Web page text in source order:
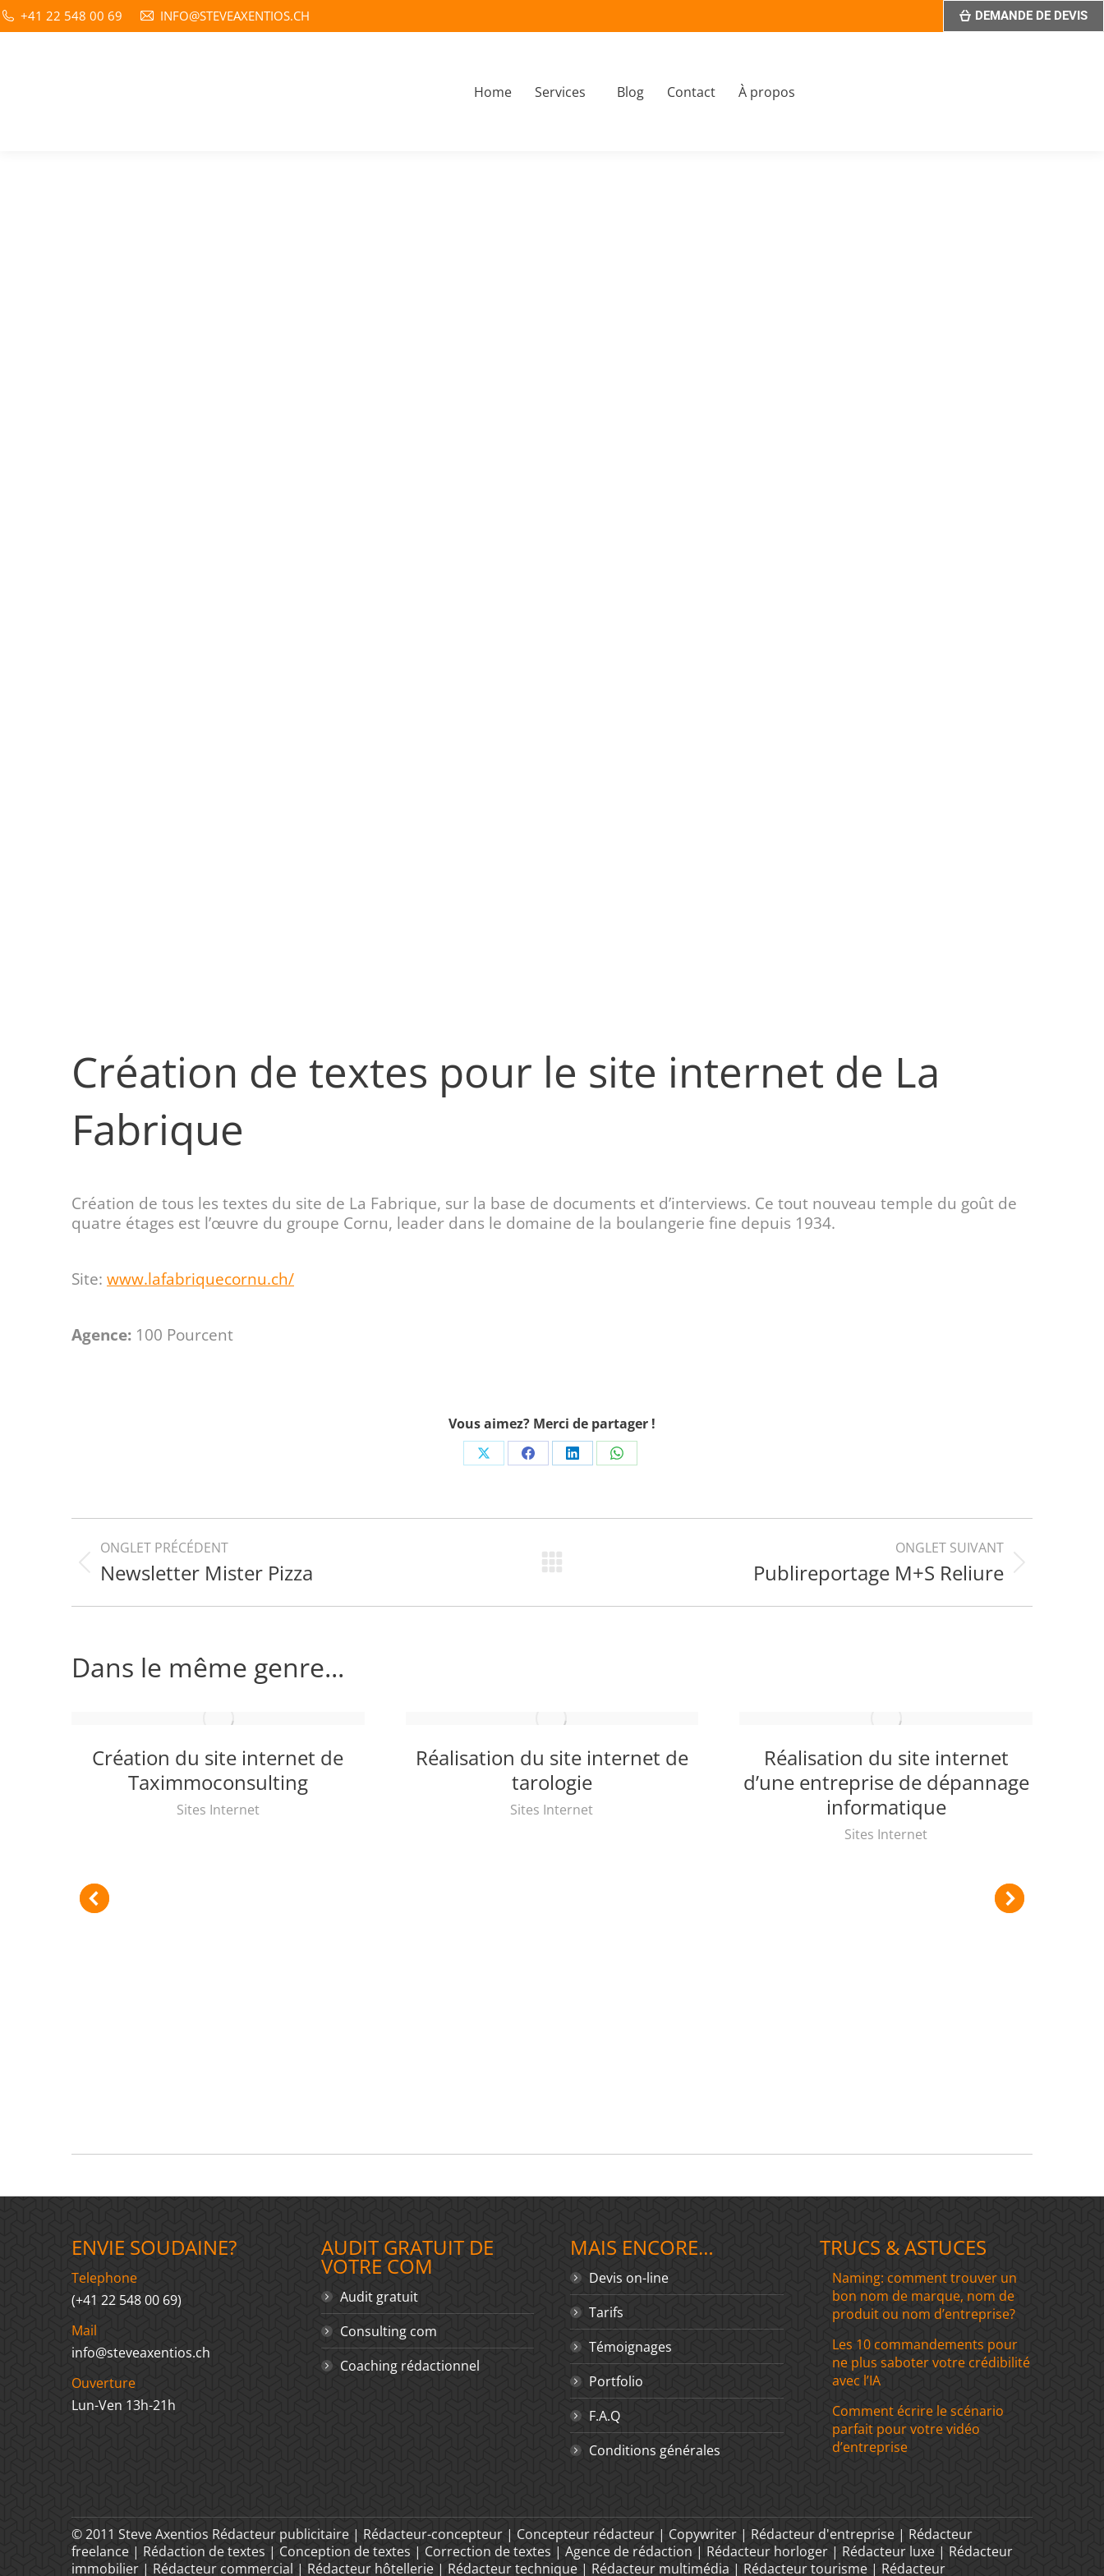
+41 22 548 00 69 INFO@STEVEAXENTIOS.CH DEMANDE DE DEVIS
Home Services Blog Contact À propos
Création de textes pour le site internet de La
Fabrique
Création de tous les textes du site de La Fabrique, sur la base de documents et d’interviews. Ce tout nouveau temple du goût de
quatre étages est l’œuvre du groupe Cornu, leader dans le domaine de la boulangerie fine depuis 1934.
Site: www.lafabriquecornu.ch/
Agence: 100 Pourcent
Vous aimez? Merci de partager !
Share
X
Share
Facebook
Share
LinkedIn
Share
WhatsApp
Navigation
de
ONGLET PRÉCÉDENT
Onglet
Newsletter Mister Pizza
ONGLET SUIVANT
Publireportage M+S Reliure
Dans le même genre...
Création du site internet de
Taximmoconsulting
Sites Internet
Réalisation du site internet de
tarologie
Sites Internet
Réalisation du site internet
d’une entreprise de dépannage
informatique
Sites Internet
ENVIE SOUDAINE?
Telephone
(+41 22 548 00 69)
Mail
info@steveaxentios.ch
Ouverture
Lun-Ven 13h-21h
AUDIT GRATUIT DE
VOTRE COM
Audit gratuit
Consulting com
Coaching rédactionnel
MAIS ENCORE…
Devis on-line
Tarifs
Témoignages
Portfolio
F.A.Q
Conditions générales
TRUCS & ASTUCES
Naming: comment trouver un
bon nom de marque, nom de
produit ou nom d’entreprise?
Les 10 commandements pour
ne plus saboter votre crédibilité
avec l’IA
Comment écrire le scénario
parfait pour votre vidéo
d’entreprise
© 2011 Steve Axentios Rédacteur publicitaire | Rédacteur-concepteur | Concepteur rédacteur | Copywriter | Rédacteur d'entreprise | Rédacteur
freelance | Rédaction de textes | Conception de textes | Correction de textes | Agence de rédaction | Rédacteur horloger | Rédacteur luxe | Rédacteur
immobilier | Rédacteur commercial | Rédacteur hôtellerie | Rédacteur technique | Rédacteur multimédia | Rédacteur tourisme | Rédacteur
Home Services Blog Contact À propos